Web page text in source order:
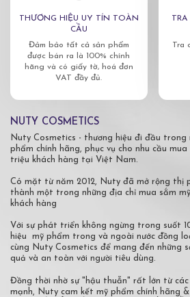
THƯƠNG HIỆU UY TÍN TOÀN
CẦU
Đảm bảo tất cả sản phẩm
được bán ra là 100% chính
hãng và có giấy tờ, hoá đơn
VAT đầy đủ.
Tra
NUTY COSMETICS
Nuty Cosmetics - thương hiệu đi đầu trong
phẩm chính hãng, phục vụ cho nhu cầu
triệu khách hàng tại Việt Nam.
Có mặt từ năm 2012, Nuty đã mở rộng thị
thành một trong những địa chỉ mua sắm
khách hàng
Với sự phát triển không ngừng trong suốt
hiệu mỹ phẩm trong và ngoài nước đồng
cùng Nuty Cosmetics để mang đến những
quả và an toàn với người tiêu dùng.
Đồng thời nhờ sự "hậu thuẫn" rất lớn từ
mạnh, Nuty cam kết mỹ phẩm chính hãng